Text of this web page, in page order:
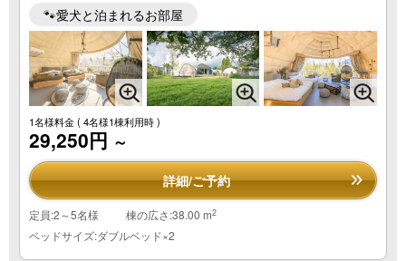
🐾愛犬と泊まれるお部屋
1名様料金( 4名様1棟利用時 )
29,250円 ～
詳細/ご予約
定員:2～5名様 棟の広さ:38.00 m2
ベッドサイズ:ダブルベッド×2